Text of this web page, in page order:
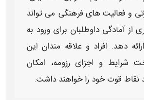
و فعالیت های فرهنگی می تواند
از آمادگی داوطلبان برایورود به
ارائه دهد. افراد و علاقه مندان این
شرایط و اجزای رزومه، امکان
نقاط قوت خود را خواهند داشت.